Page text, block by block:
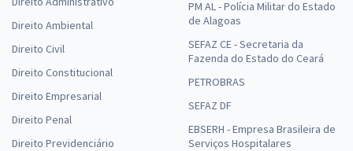
Direito Ambiental
Direito Civil
Direito Constitucional
Direito Empresarial
Direito Penal
Direito Previdenciário
PM AL - Polícia Militar do Estado
de Alagoas
SEFAZ CE - Secretaria da
Fazenda do Estado do Ceará
PETROBRAS
SEFAZ DF
EBSERH - Empresa Brasileira de
Serviços Hospitalares